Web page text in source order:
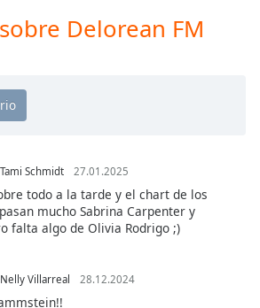
Delorean FM
Tami Schmidt 27.01.2025
todo a la tarde y el chart de los
mucho Sabrina Carpenter y
falta algo de Olivia Rodrigo ;)
Nelly Villarreal 28.12.2024